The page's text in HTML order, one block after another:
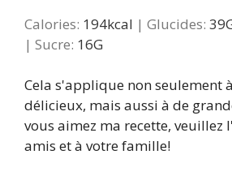
Calories: 194kcal | Glucides: 39
| Sucre: 16G
Cela s'applique non seulement
délicieux, mais aussi à de
vous aimez ma recette, veuillez
amis et à votre famille!